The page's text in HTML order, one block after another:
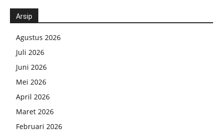
Arsip
Agustus 2026
Juli 2026
Juni 2026
Mei 2026
April 2026
Maret 2026
Februari 2026